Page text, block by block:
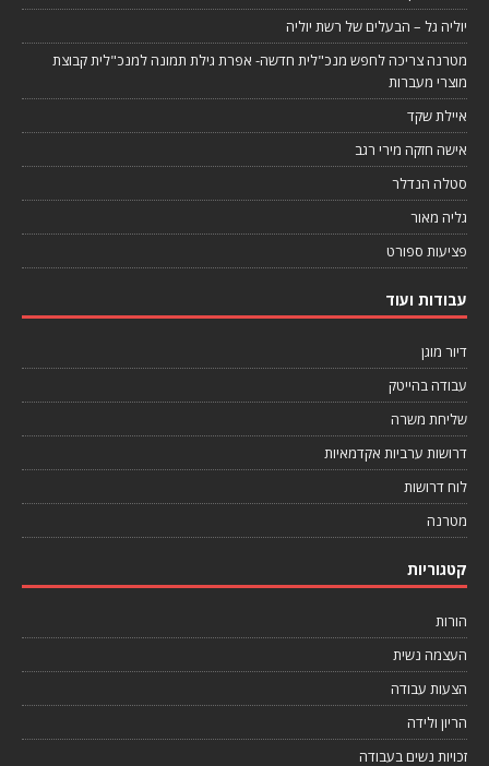
יוליה גל – הבעלים של רשת יוליה
מטרנה צריכה לחפש מנכ"לית חדשה- אפרת גילת תמונה למנכ"לית קבוצת
מוצרי מעברות
איילת שקד
אישה חזקה מירי רגב
סטלה הנדלר
גליה מאור
פציעות ספורט
עבודות ועוד
דיור מוגן
עבודה בהייטק
שליחת משרה
דרושות ערביות אקדמאיות
לוח דרושות
מטרנה
קטגוריות
הורות
העצמה נשית
הצעות עבודה
הריון ולידה
זכויות נשים בעבודה